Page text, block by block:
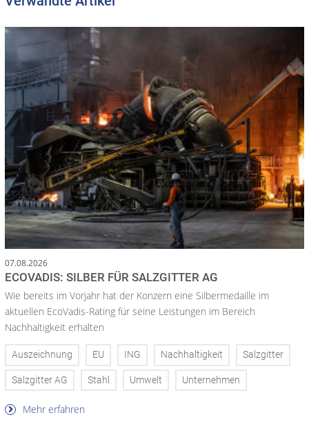
07.08.2026
ECOVADIS: SILBER FÜR SALZGITTER AG
Wie bereits im Vorjahr hat der Konzern eine Silbermedaille im
aktuellen EcoVadis-Rating für seine Leistungen im Bereich
Nachhaltigkeit erhalten
Auszeichnung EU ING Nachhaltigkeit Salzgitter
Salzgitter AG Stahl Umwelt Unternehmen
Mehr erfahren